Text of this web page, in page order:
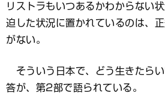
リストラもいつあるかわからない
迫した状況に置かれているのは、
がない。
そういう日本で、どう生きたらい
答が、第2部で語られている。